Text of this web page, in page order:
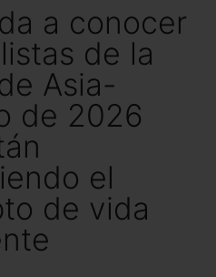
a conocer
de la
Asia-
de 2026
el
de vida